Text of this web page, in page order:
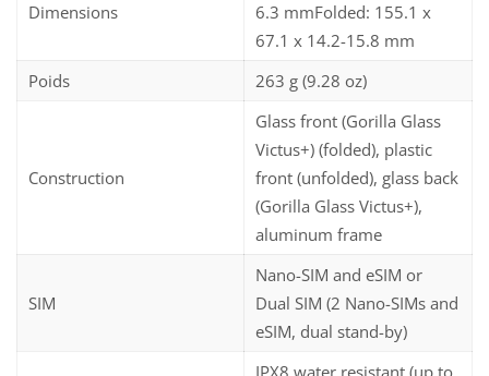
Dimensions
6.3 mmFolded: 155.1 x
67.1 x 14.2-15.8 mm
Poids
263 g (9.28 oz)
Construction
Glass front (Gorilla Glass
Victus+) (folded), plastic
front (unfolded), glass back
(Gorilla Glass Victus+),
aluminum frame
SIM
Nano-SIM and eSIM or
Dual SIM (2 Nano-SIMs and
eSIM, dual stand-by)